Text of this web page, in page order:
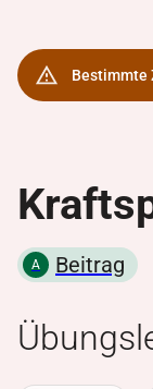
Bestimmte
A Beitrag